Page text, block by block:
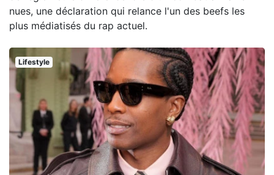
nues, une déclaration qui relance l'un des beefs les
plus médiatisés du rap actuel.
Lifestyle